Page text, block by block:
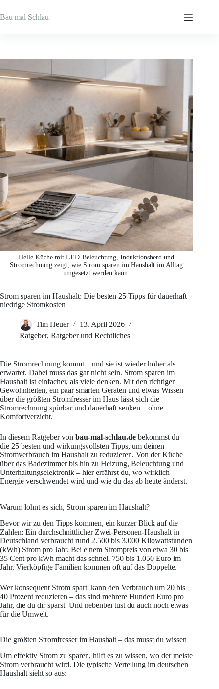
Inhalt
springen
Bau mal Schlau
Helle Küche mit LED-Beleuchtung, Induktionsherd und
Stromrechnung zeigt, wie Strom sparen im Haushalt im Alltag
umgesetzt werden kann.
Strom sparen im Haushalt: Die besten 25 Tipps für dauerhaft
niedrige Stromkosten
Tim Heuer
13. April 2026
Ratgeber, Ratgeber und Rechtliches
Die Stromrechnung kommt – und sie ist wieder höher als
erwartet. Dabei muss das gar nicht sein. Strom sparen im
Haushalt ist einfacher, als viele denken. Mit den richtigen
Gewohnheiten, ein paar smarten Geräten und etwas Wissen
über die größten Stromfresser im Haus lässt sich die
Stromrechnung spürbar und dauerhaft senken – ohne
Komfortverzicht.
In diesem Ratgeber von bau-mal-schlau.de bekommst du
die 25 besten und wirkungsvollsten Tipps, um deinen
Stromverbrauch im Haushalt zu reduzieren. Von der Küche
über das Badezimmer bis hin zu Heizung, Beleuchtung und
Unterhaltungselektronik – hier erfährst du, wo wirklich
Energie verschwendet wird und wie du das ab heute änderst.
Warum lohnt es sich, Strom sparen im Haushalt?
Bevor wir zu den Tipps kommen, ein kurzer Blick auf die
Zahlen: Ein durchschnittlicher Zwei-Personen-Haushalt in
Deutschland verbraucht rund 2.500 bis 3.000 Kilowattstunden
(kWh) Strom pro Jahr. Bei einem Strompreis von etwa 30 bis
35 Cent pro kWh macht das schnell 750 bis 1.050 Euro im
Jahr. Vierköpfige Familien kommen oft auf das Doppelte.
Wer konsequent Strom spart, kann den Verbrauch um 20 bis
40 Prozent reduzieren – das sind mehrere Hundert Euro pro
Jahr, die du dir sparst. Und nebenbei tust du auch noch etwas
für die Umwelt.
Die größten Stromfresser im Haushalt – das musst du wissen
Um effektiv Strom zu sparen, hilft es zu wissen, wo der meiste
Strom verbraucht wird. Die typische Verteilung im deutschen
Haushalt sieht so aus: